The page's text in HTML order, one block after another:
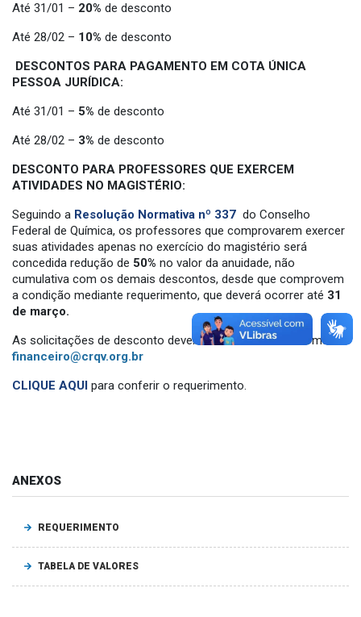
Até 31/01 – 20% de desconto
Até 28/02 – 10% de desconto
DESCONTOS PARA PAGAMENTO EM COTA ÚNICA
PESSOA JURÍDICA:
Até 31/01 – 5% de desconto
Até 28/02 – 3% de desconto
DESCONTO PARA PROFESSORES QUE EXERCEM
ATIVIDADES NO MAGISTÉRIO:
Seguindo a Resolução Normativa nº 337 do Conselho
Federal de Química, os professores que comprovarem exercer
suas atividades apenas no exercício do magistério será
concedida redução de 50% no valor da anuidade, não
cumulativa com os demais descontos, desde que comprovem
a condição mediante requerimento, que deverá ocorrer até 31
de março.
As solicitações de desconto deverão ser enviadas ao e-mail:
financeiro@crqv.org.br
CLIQUE AQUI para conferir o requerimento.
ANEXOS
REQUERIMENTO
TABELA DE VALORES